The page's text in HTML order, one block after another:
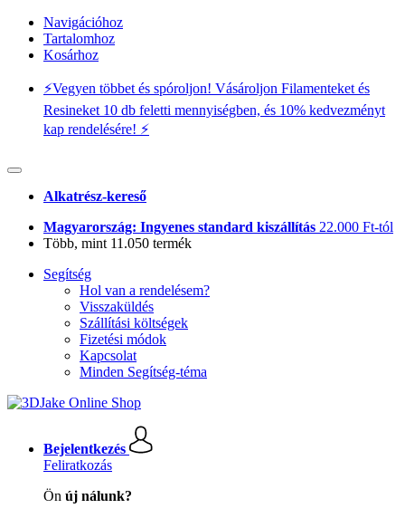
Navigációhoz
Tartalomhoz
Kosárhoz
⚡️Vegyen többet és spóroljon! Vásároljon Filamenteket és
Resineket 10 db feletti mennyiségben, és 10% kedvezményt
kap rendelésére! ⚡️
Alkatrész-kereső
Magyarország: Ingyenes standard kiszállítás 22.000 Ft-tól
Több, mint 11.050 termék
Segítség
Hol van a rendelésem?
Visszaküldés
Szállítási költségek
Fizetési módok
Kapcsolat
Minden Segítség-téma
Bejelentkezés
Feliratkozás
Ön új nálunk?